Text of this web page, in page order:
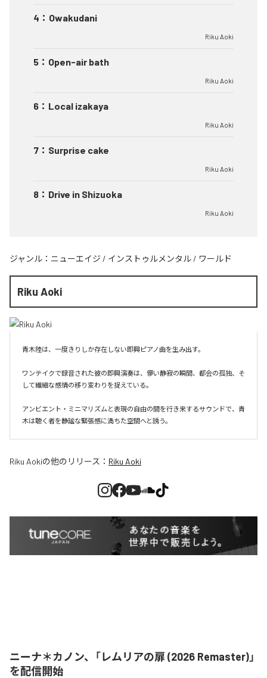
4 ： Owakudani
Riku Aoki
5 ： Open-air bath
Riku Aoki
6 ： Local izakaya
Riku Aoki
7 ： Surprise cake
Riku Aoki
8 ： Drive in Shizuoka
Riku Aoki
ジャンル： ニューエイジ / インストゥルメンタル / ワールド
Riku Aoki
青木陸は、一度きりしか存在しない即興ピアノ曲を生み出す。
ワンテイクで録音された彼の即興演奏は、儚い静寂の瞬間、都会の孤独、そ
して繊細な感情の移り変わりを捉えている。
アンビエント・ミニマリズムと表現の自由の間を行き来するサウンドで、青
木は聴く者を静謐な緊張感に満ちた空間へと誘う。
Riku Aokiの他のリリース： Riku Aoki
ニーナ＊カノン、「レムリアの扉 (2026 Remaster)」
を配信開始